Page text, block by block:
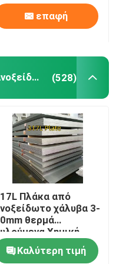
επαφή
Καυτός - κυλημένο πιάτο ανοξείδωτου (528)
Πλάκα από
χάλυβα 3-
θερμά
Χημική
317l
χάλυβα
Καλύτερη τιμή